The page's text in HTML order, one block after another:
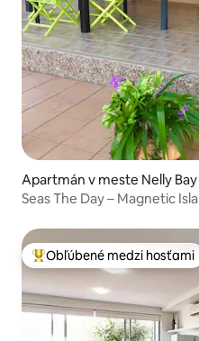
Apartmán v meste Nelly Bay
Seas The Day – Magnetic
Najobľúbenejšie medzi
Obľúbené medzi hosťami